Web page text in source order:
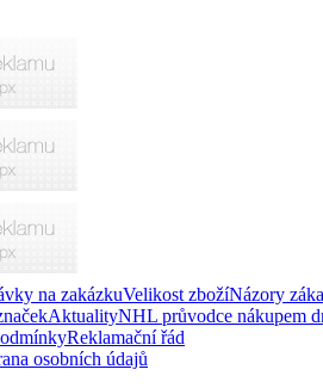
na zakázkuVelikost zbožíNázory
AktualityNHL průvodce nákupem
Reklamační řád
osobních údajů